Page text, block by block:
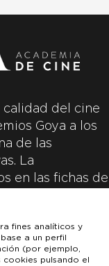
calidad del cine
Goya a los
de las
La
en las fichas de
fines analíticos y
a un perfil
(por ejemplo,
cookies pulsando el